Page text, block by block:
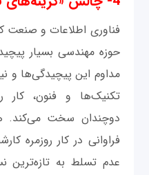
فناوری اطلاعات و صنعت
حوزه مهندسی بسیار
مداوم این پیچیدگی‌ها و
تکنیک‌ها و فنون، کار
دوچندان سخت می‌کند.
فراوانی در کار روزمره
عدم تسلط به تازه‌ترین